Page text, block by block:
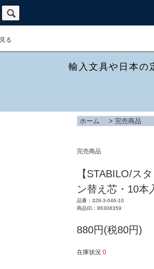
る
輸入文具や日本の
ホーム > 完売商品
完売商品
【STABILO/ス
ン替え芯・10本
品番：328-3-046-10
商品ID：86308359
880円(税80円)
在庫状況 0